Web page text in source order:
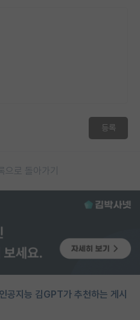
등록
으로 돌아가기
공지능 김GPT가 추천하는 게시